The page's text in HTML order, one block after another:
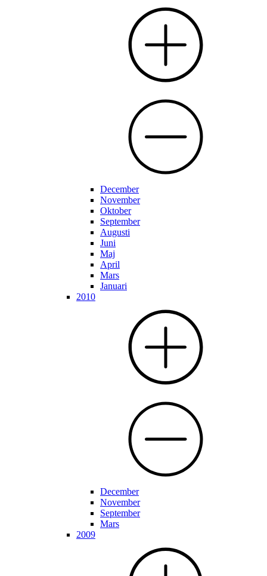
December
November
Oktober
September
Augusti
Juni
Maj
April
Mars
Januari
2010
December
November
September
Mars
2009